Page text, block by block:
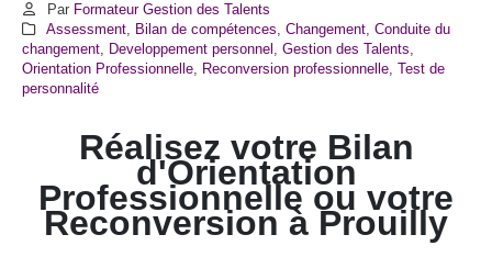
Par Formateur Gestion des Talents
Assessment, Bilan de compétences Changement, Conduite du
changement
Developpement personnel Gestion des Talents
Orientation Professionnelle
Reconversion professionnelle Test de
personnalité
Réalisez votre Bilan
d'Orientation
Professionnelle ou votre
Reconversion à Prouilly